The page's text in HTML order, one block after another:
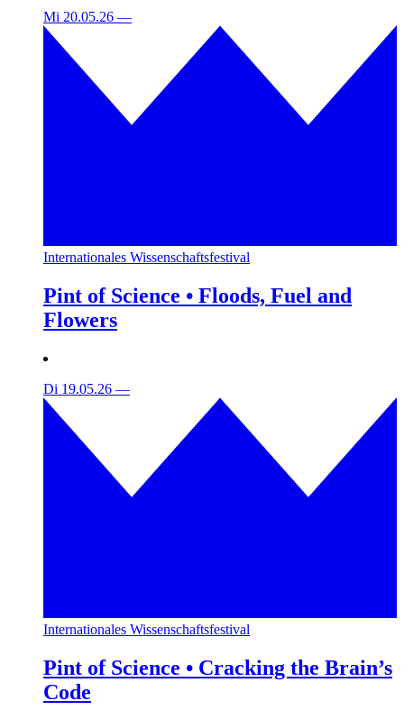
Mi 20.05.26 —
Internationales Wissenschaftsfestival
Pint of Science • Floods, Fuel and
Flowers
Di 19.05.26 —
Internationales Wissenschaftsfestival
Pint of Science • Cracking the Brain’s
Code